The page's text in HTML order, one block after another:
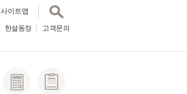
E-뉴스레터 한설동정
사이트맵
한설동정 고객문의